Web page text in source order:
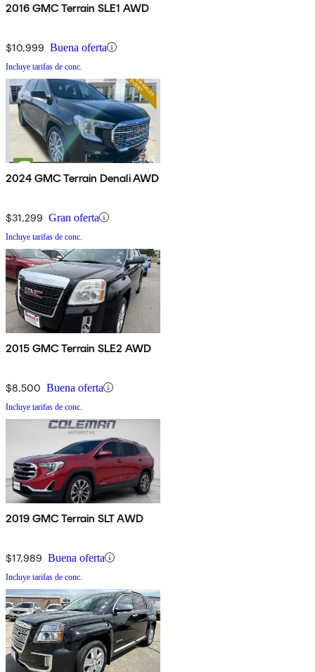
2016 GMC Terrain SLE1 AWD
$10,999 Buena oferta
Incluye tarifas de conc.
2024 GMC Terrain Denali AWD
$31,299 Gran oferta
Incluye tarifas de conc.
2015 GMC Terrain SLE2 AWD
$8,500 Buena oferta
Incluye tarifas de conc.
2019 GMC Terrain SLT AWD
$17,989 Buena oferta
Incluye tarifas de conc.